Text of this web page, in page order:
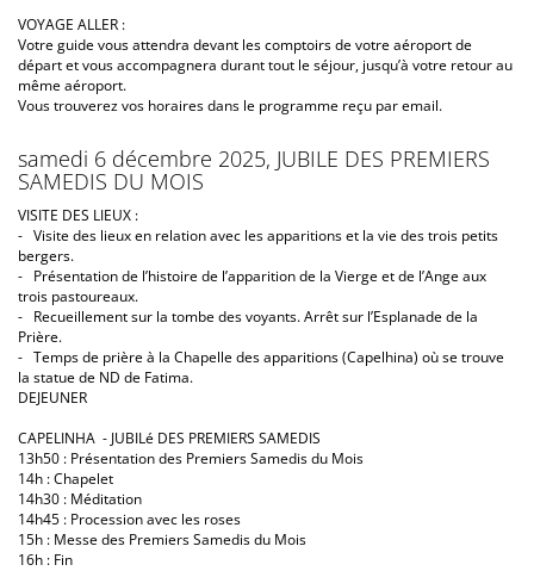
VOYAGE ALLER :
Votre guide vous attendra devant les comptoirs de votre aéroport de
départ et vous accompagnera durant tout le séjour, jusqu’à votre retour au
même aéroport.
Vous trouverez vos horaires dans le programme reçu par email.
samedi 6 décembre 2025, JUBILE DES PREMIERS
SAMEDIS DU MOIS
VISITE DES LIEUX :
- Visite des lieux en relation avec les apparitions et la vie des trois petits
bergers.
- Présentation de l’histoire de l’apparition de la Vierge et de l’Ange aux
trois pastoureaux.
- Recueillement sur la tombe des voyants. Arrêt sur l’Esplanade de la
Prière.
- Temps de prière à la Chapelle des apparitions (Capelhina) où se trouve
la statue de ND de Fatima.
DEJEUNER
CAPELINHA - JUBILé DES PREMIERS SAMEDIS
13h50 : Présentation des Premiers Samedis du Mois
14h : Chapelet
14h30 : Méditation
14h45 : Procession avec les roses
15h : Messe des Premiers Samedis du Mois
16h : Fin